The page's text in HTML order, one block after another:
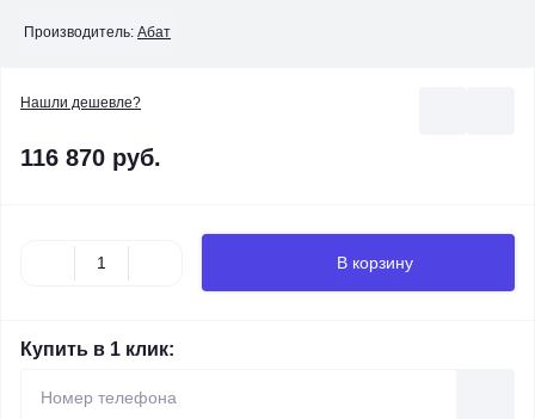
Производитель: Абат
Нашли дешевле?
116 870 руб.
В корзину
Купить в 1 клик: